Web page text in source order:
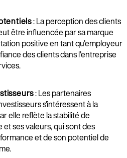
: La perception des clients
être influencée par sa marque
positive en tant qu'employeur
des clients dans l'entreprise
: Les partenaires
s'intéressent à la
elle reflète la stabilité de
et ses valeurs, qui sont des
et de son potentiel de